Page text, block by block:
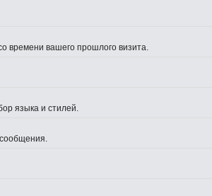
времени вашего прошлого визита.
языка и стилей.